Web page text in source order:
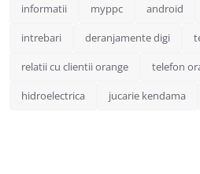
informatii myppc android
intrebari deranjamente digi
relatii cu clientii orange telefon
hidroelectrica jucarie kendama